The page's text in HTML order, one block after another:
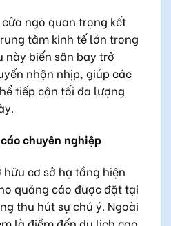
ngõ quan trọng kết
tâm kinh tế lớn trong
này biến sân bay trở
nhộn nhịp, giúp các
tiếp cận tối đa lượng
chuyên nghiệp
hữu cơ sở hạ tầng hiện
quảng cáo được đặt tại
thu hút sự chú ý. Ngoài